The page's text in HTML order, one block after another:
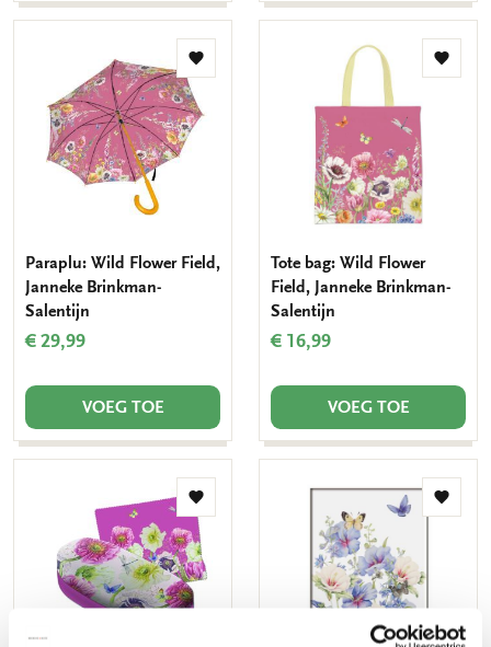
Toevoegen
verlanglijst
Paraplu: Wild Flower Field,
Janneke Brinkman-
Salentijn
€ 29,99
VOEG TOE
Tote bag: Wild Flower
Field, Janneke Brinkman-
Salentijn
€ 16,99
VOEG TOE
Toevoegen
aan
verlanglijst